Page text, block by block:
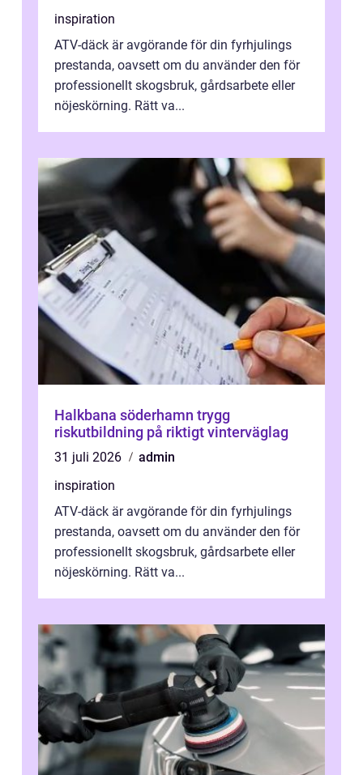
inspiration
ATV-däck är avgörande för din fyrhjulings
prestanda, oavsett om du använder den för
professionellt skogsbruk, gårdsarbete eller
nöjeskörning. Rätt va...
Halkbana söderhamn trygg
riskutbildning på riktigt vinterväglag
31 juli 2026
admin
inspiration
ATV-däck är avgörande för din fyrhjulings
prestanda, oavsett om du använder den för
professionellt skogsbruk, gårdsarbete eller
nöjeskörning. Rätt va...